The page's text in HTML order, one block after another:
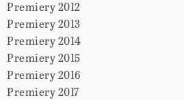
Premiery 2012
Premiery 2013
Premiery 2014
Premiery 2015
Premiery 2016
Premiery 2017